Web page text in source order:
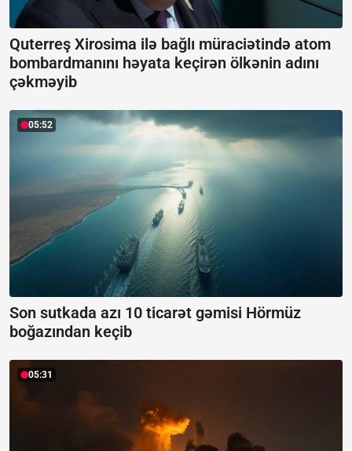
Quterreş Xirosima ilə bağlı müraciətində atom
bombardmanını həyata keçirən ölkənin adını
çəkməyib
05:52
Son sutkada azı 10 ticarət gəmisi Hörmüz
boğazından keçib
05:31